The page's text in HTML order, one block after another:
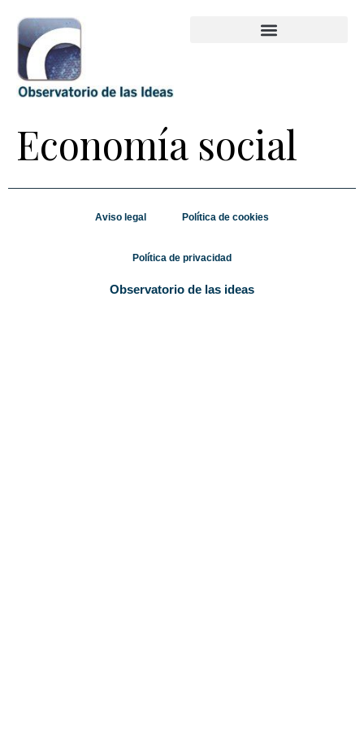
Economía social
Aviso legal Política de cookies
Política de privacidad
Observatorio de las ideas